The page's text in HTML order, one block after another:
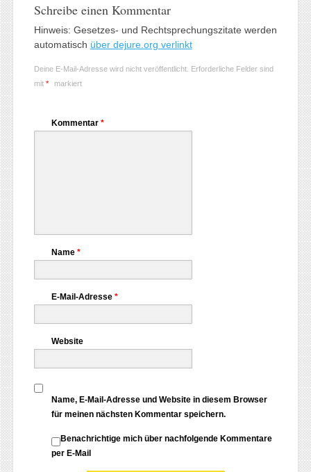
Schreibe einen Kommentar
Hinweis: Gesetzes- und Rechtsprechungszitate werden
automatisch über dejure.org verlinkt
Deine E-Mail-Adresse wird nicht veröffentlicht. Erforderliche Felder sind
mit * markiert
Kommentar *
Name *
E-Mail-Adresse *
Website
Name, E-Mail-Adresse und Website in diesem Browser
für meinen nächsten Kommentar speichern.
Benachrichtige mich über nachfolgende Kommentare
per E-Mail